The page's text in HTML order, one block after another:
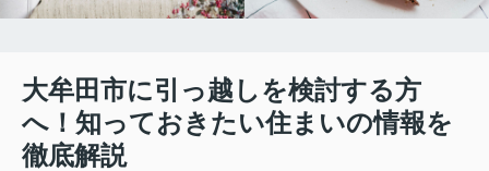
大牟田市に引っ越しを検討する方
へ！知っておきたい住まいの情報を
徹底解説